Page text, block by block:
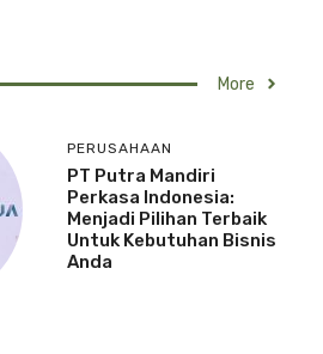
More
PERUSAHAAN
PT Putra Mandiri
Perkasa Indonesia:
Menjadi Pilihan Terbaik
Untuk Kebutuhan Bisnis
Anda